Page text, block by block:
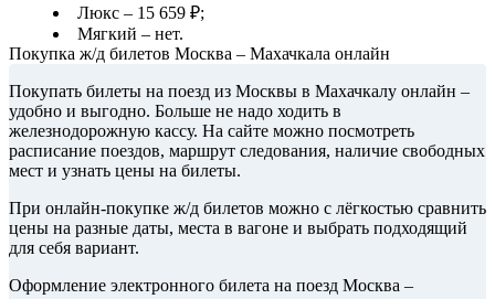
Люкс – 15 659 ₽;
Мягкий – нет.
Покупка ж/д билетов Москва – Махачкала онлайн
Покупать билеты на поезд из Москвы в Махачкалу онлайн –
удобно и выгодно. Больше не надо ходить в
железнодорожную кассу. На сайте можно посмотреть
расписание поездов, маршрут следования, наличие свободных
мест и узнать цены на билеты.
При онлайн-покупке ж/д билетов можно с лёгкостью сравнить
цены на разные даты, места в вагоне и выбрать подходящий
для себя вариант.
Оформление электронного билета на поезд Москва –